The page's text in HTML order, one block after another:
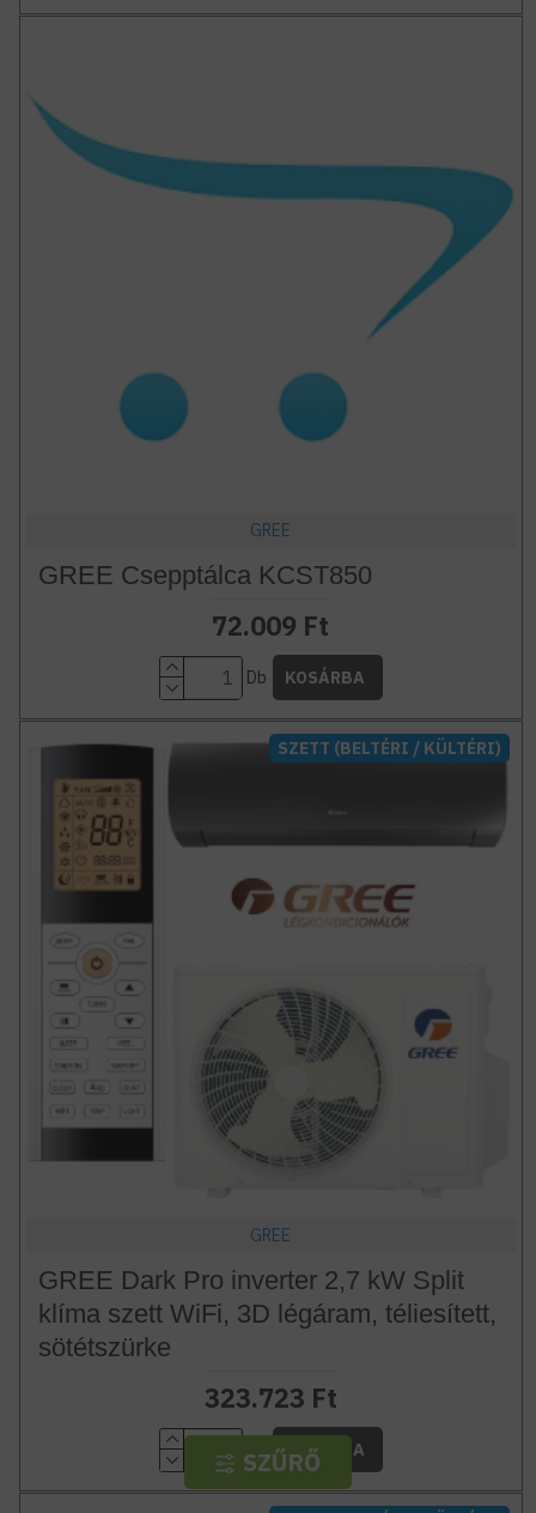
GREE
GREE Csepptálca KCST850
72.009 Ft
Db KOSÁRBA
SZETT (BELTÉRI / KÜLTÉRI)
GREE
GREE Dark Pro inverter 2,7 kW Split
klíma szett WiFi, 3D légáram, téliesített,
sötétszürke
323.723 Ft
Db KOSÁRBA
SZŰRŐ